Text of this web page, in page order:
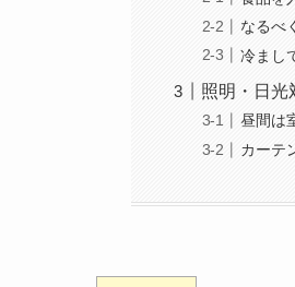
なるべ
冷まし
照明・日光
昼間は
カーテ